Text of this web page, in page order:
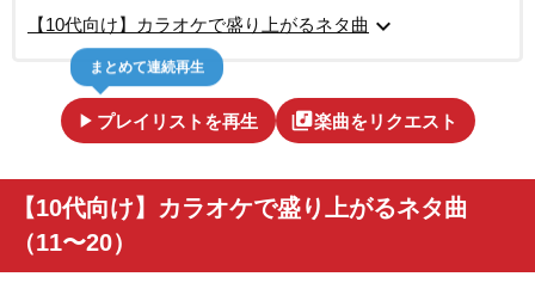
【10代向け】カラオケで盛り上がるネタ曲 expand_more
play_arrow プレイリストを再生
まとめて連続再生
library_music楽曲をリクエスト
【10代向け】カラオケで盛り上がるネタ曲
（11〜20）